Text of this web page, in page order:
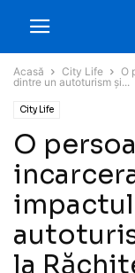
Acasă City Life
O
dintre un autoturism și...
City Life
O
la